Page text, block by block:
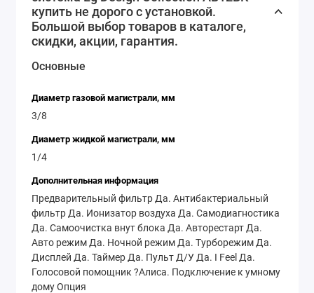
купить не дорого с установкой.
Большой выбор товаров в каталоге,
скидки, акции, гарантия.
Основные
Диаметр газовой магистрали, мм
3/8
Диаметр жидкой магистрали, мм
1/4
Дополнительная информация
Предварительный фильтр Да. Антибактериальный
фильтр Да. Ионизатор воздуха Да. Самодиагностика
Да. Самоочистка внут блока Да. Авторестарт Да.
Авто режим Да. Ночной режим Да. Турборежим Да.
Дисплей Да. Таймер Да. Пульт Д/У Да. I Feel Да.
Голосовой помощник ?Алиса. Подключение к умному
дому Опция